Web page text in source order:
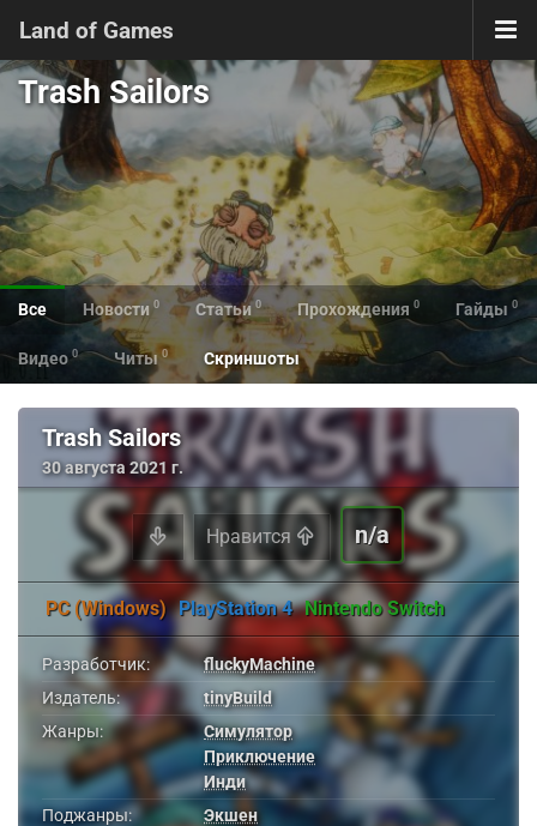
Land of Games
Trash Sailors
Все Новости 0 Статьи 0 Прохождения 0 Гайды 0
Видео 0 Читы 0 Скриншоты
Trash Sailors
30 августа 2021 г.
Нравится n/a
PC (Windows) PlayStation 4 Nintendo Switch
Разработчик:
fluckyMachine
Издатель:
tinyBuild
Жанры:
Симулятор
Приключение
Инди
Поджанры:
Экшен